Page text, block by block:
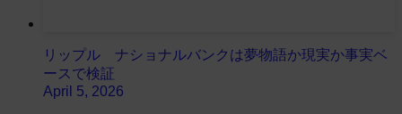
リップル ナショナルバンクは夢物語か現実か事実ベ
ースで検証
April 5, 2026